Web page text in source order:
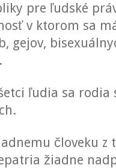
pre ľudské
v ktorom sa
gejov,
ľudia sa
človeku
žiadne